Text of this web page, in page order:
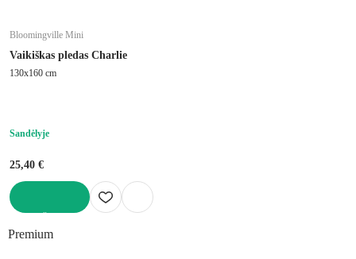
Bloomingville Mini
Vaikiškas pledas Charlie
130x160 cm
Sandėlyje
25,40 €
Premium